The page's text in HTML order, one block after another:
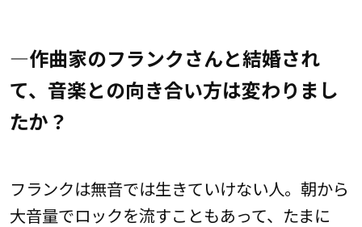
―作曲家のフランクさんと結婚され
て、音楽との向き合い方は変わりまし
たか？
フランクは無音では生きていけない人。朝から
大音量でロックを流すこともあって、たまに